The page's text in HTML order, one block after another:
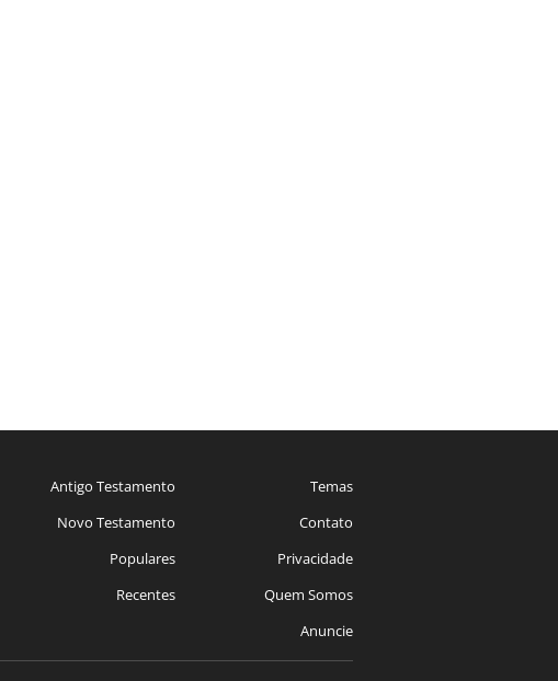
Antigo Testamento
Novo Testamento
Populares
Recentes
Temas
Contato
Privacidade
Quem Somos
Anuncie